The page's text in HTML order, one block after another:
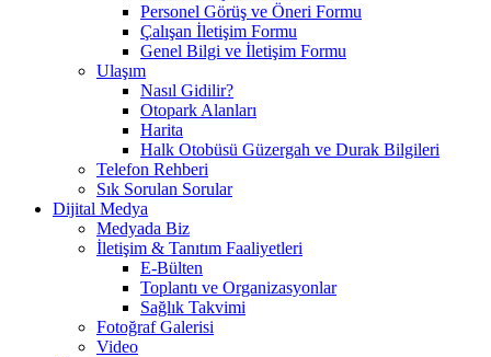
Personel Görüş ve Öneri Formu
Çalışan İletişim Formu
Genel Bilgi ve İletişim Formu
Ulaşım
Nasıl Gidilir?
Otopark Alanları
Harita
Halk Otobüsü Güzergah ve Durak Bilgileri
Telefon Rehberi
Sık Sorulan Sorular
Dijital Medya
Medyada Biz
İletişim & Tanıtım Faaliyetleri
E-Bülten
Toplantı ve Organizasyonlar
Sağlık Takvimi
Fotoğraf Galerisi
Video